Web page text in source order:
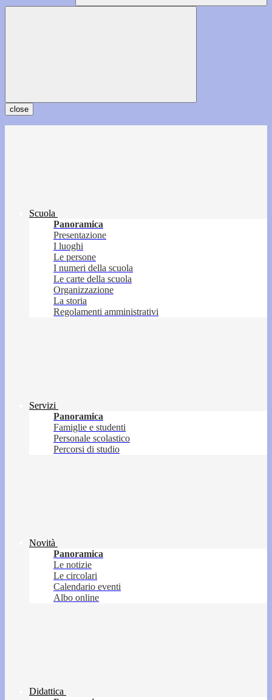
close
Scuola
Panoramica
Presentazione
I luoghi
Le persone
I numeri della scuola
Le carte della scuola
Organizzazione
La storia
Regolamenti amministrativi
Servizi
Panoramica
Famiglie e studenti
Personale scolastico
Percorsi di studio
Novità
Panoramica
Le notizie
Le circolari
Calendario eventi
Albo online
Didattica